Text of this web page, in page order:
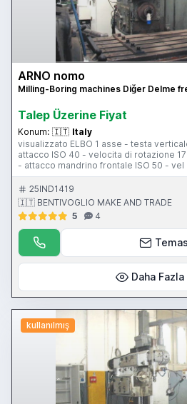
ARNO nomo
Milling-Boring machines Diğer Delme
Talep Üzerine Fiyat
Konum: 🇮🇹 Italy
visualizzato ELBO 1 asse - testa
attacco ISO 40 - velocita di rotazione
- attacco mandrino frontale ISO 50 -
- tavola 1600x780 mm - corsa
corsa trasversale tavola 750 mm -
mm - corsa verticale 750 mm - pensili di
25IND1419
🇮🇹 BENTIVOGLIO MAKE AND TRADE
5
4
Daha Fazla
kullanılmış